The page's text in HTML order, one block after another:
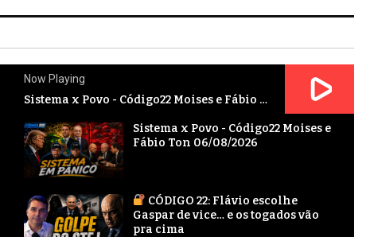
Now Playing
Sistema x Povo - Código22 Moises e Fábio Ton 06/08/2026
Sistema x Povo - Código22 Moises e
Fábio Ton 06/08/2026
CÓDIGO 22: Flávio escolhe
Gaspar de vice… e os togados vão
pra cima